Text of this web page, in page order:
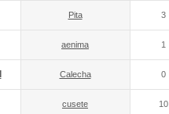
Pita 3
aenima 1
Calecha 0
cusete 10